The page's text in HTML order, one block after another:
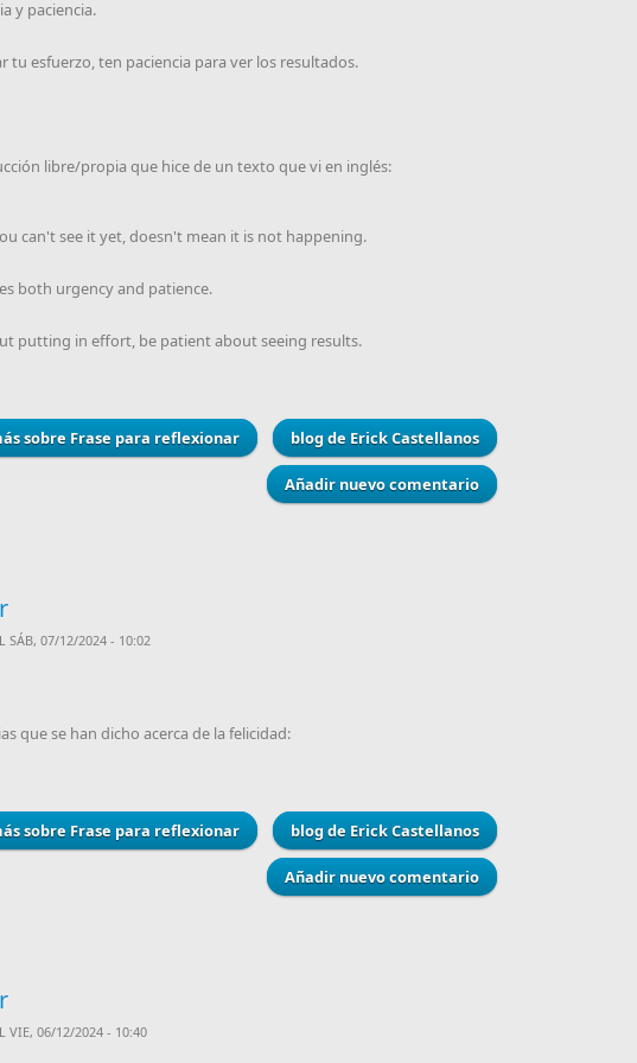
y paciencia.
tu esfuerzo, ten paciencia para ver los resultados.
libre/propia que hice de un texto que vi en inglés:
can't see it yet, doesn't mean it is not happening.
both urgency and patience.
putting in effort, be patient about seeing results.
sobre Frase para reflexionar blog de Erick Castellanos
Añadir nuevo comentario
SÁB, 07/12/2024 - 10:02
que se han dicho acerca de la felicidad:
sobre Frase para reflexionar blog de Erick Castellanos
Añadir nuevo comentario
VIE, 06/12/2024 - 10:40